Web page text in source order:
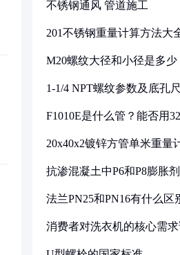
不锈钢通风 管道施工
201不锈钢重量计算方法大
M20螺纹大径和小径是多少
1-1/4 NPT螺纹参数及底孔
F1010E是什么管？能否用
20x40x2镀锌方管单米重量
抗渗混凝土中P6和P8膨胀
法兰PN25和PN16有什么区
消费者对洗衣机的核心需